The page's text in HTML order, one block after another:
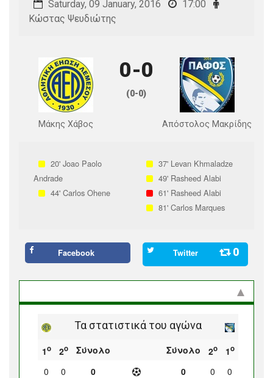
Saturday, 09 January, 2016
17:00
Κώστας Ψευδιώτης
Μάκης Χάβος
0-0
(0-0)
Απόστολος Μακρίδης
20' Joao Paolo
Andrade
44' Carlos Ohene
37' Levan Khmaladze
49' Rasheed Alabi
61' Rasheed Alabi
81' Carlos Marques
Facebook Twitter 0
Τα στατιστικά του αγώνα
1ο 2ο Σύνολο Σύνολο 2ο 1ο
0 0 0 0 0
0